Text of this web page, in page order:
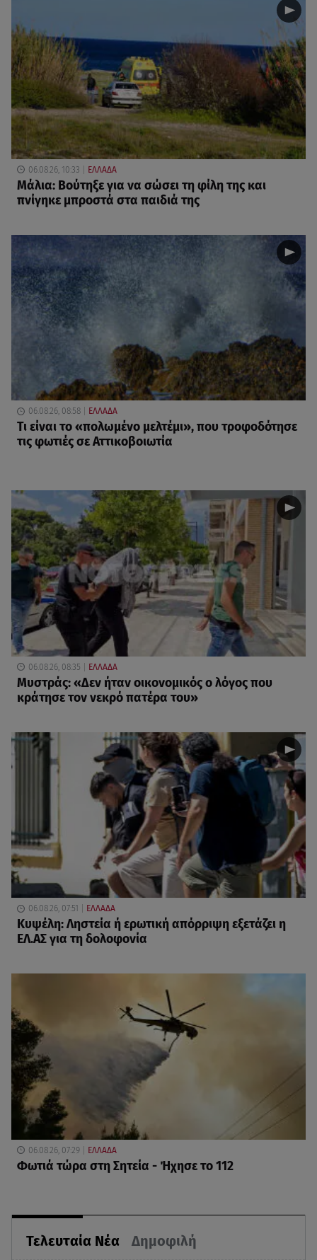
Τελευταία Νέα Δημοφιλή
06.08.26, 10:33 ΕΛΛΑΔΑ
Μάλια: Βούτηξε για να σώσει τη φίλη της και
πνίγηκε μπροστά στα παιδιά της
06.08.26, 08:58 ΕΛΛΑΔΑ
Τι είναι το «πολωμένο μελτέμι», που τροφοδότησε
τις φωτιές σε Αττικοβοιωτία
06.08.26, 08:35 ΕΛΛΑΔΑ
Μυστράς: «Δεν ήταν οικονομικός ο λόγος που
κράτησε τον νεκρό πατέρα του»
06.08.26, 07:51 ΕΛΛΑΔΑ
Κυψέλη: Ληστεία ή ερωτική απόρριψη εξετάζει η
ΕΛ.ΑΣ για τη δολοφονία
06.08.26, 07:29 ΕΛΛΑΔΑ
Φωτιά τώρα στη Σητεία - Ήχησε το 112